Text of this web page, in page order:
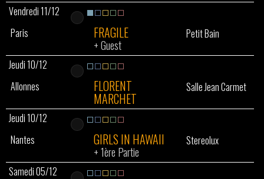
Vendredi 11/12
Paris
FRAGILE
+Guest
Petit Bain
Jeudi 10/12
Allonnes
FLORENT
MARCHET
Salle Jean Carmet
Jeudi 10/12
Nantes
GIRLS IN HAWAII
+1ère Partie
Stereolux
Samedi 05/12